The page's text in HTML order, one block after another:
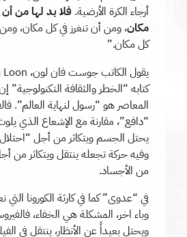
أرجاء الكرة الأرضية. فلا بد لها من
مكان، ومن أن تنغرز في كل مكان،
كل مكان.”
كتابه “الخطر والثقافة التكنولوجية”
المعاصر هو “رسول لنهاية العالم”.
“دافع”، مقارنة مع الإشعاع الذي
يحتل الجسم ويتكاثر من أجل
وفيه حركة تجعله ينتقل ويتكاثر من
من الأجساد.
في “عدوى” كما في كارثة الكورونا
وباء اخر، المشكلة هي الخفاء،
ويحتل بعيداً عن الأنظار، ينتقل في